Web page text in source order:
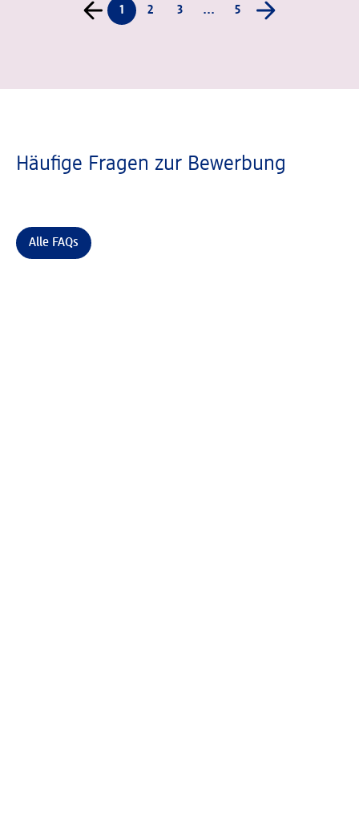
1 2 3 ... 5
Häufige Fragen zur Bewerbung
Alle FAQs